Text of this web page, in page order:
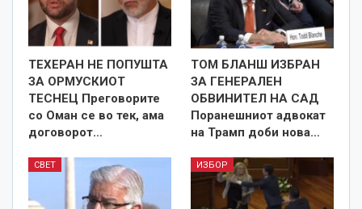
ТЕХЕРАН НЕ ПОПУШТА
ЗА ОРМУСКИОТ
ТЕСНЕЦ Преговорите
со Оман се во тек, ама
договорот…
ТОМ БЛАНШ ИЗБРАН
ЗА ГЕНЕРАЛЕН
ОБВИНИТЕЛ НА САД
Поранешниот адвокат
на Трамп доби нова…
СВЕТ ИЗБОР